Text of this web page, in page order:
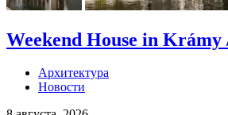
Weekend House in
Архитектура
Новости